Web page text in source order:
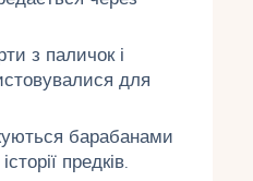
з паличок і
для
барабанами
предків.